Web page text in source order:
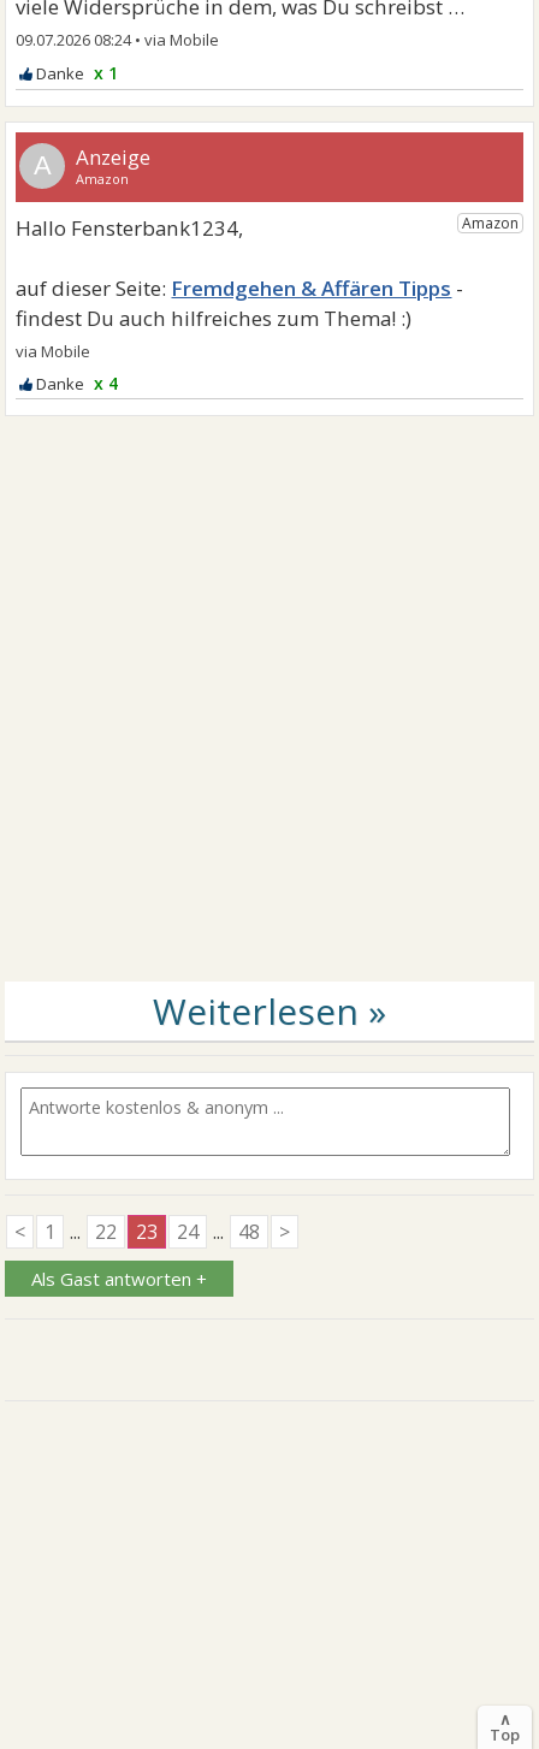
viele Widersprüche in dem, was Du schreibst …
09.07.2026 08:24•
x 1
A
Fremdgehen & Affären Tipps
x 4
< 1 ... 22 23 24 ... 48 >
Als Gast antworten +
∧
Top